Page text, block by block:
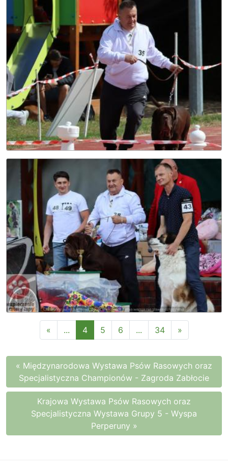
« ... 4 5 6 ... 34 »
« Międzynarodowa Wystawa Psów Rasowych oraz
Specjalistyczna Championów - Zagroda Zabłocie
Krajowa Wystawa Psów Rasowych oraz
Specjalistyczna Wystawa Grupy 5 - Wyspa
Perperuny »